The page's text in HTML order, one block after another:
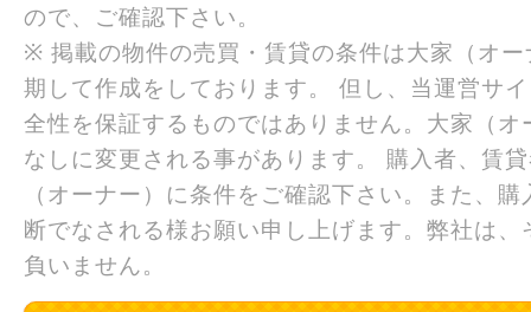
ので、ご確認下さい。
※ 掲載の物件の売買・賃貸の条件は大家（オ
期して作成をしております。 但し、当運営サ
全性を保証するものではありません。大家（
なしに変更される事があります。 購入者、賃
（オーナー）に条件をご確認下さい。また、
断でなされる様お願い申し上げます。弊社は
負いません。